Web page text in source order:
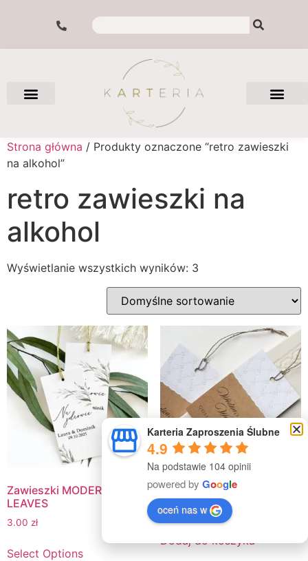
Strona główna / Produkty oznaczone “retro zawieszki
na alkohol”
retro zawieszki na
alkohol
Wyświetlanie wszystkich wyników: 3
Zawieszki MODERN
LEAVES
3.00 zł
Select Options
Zawieszki NATURE
2.50zł
Dodaj do koszyka
Karteria Zaproszenia Ślubne
4.9
Na podstawie 104 opinii
powered by Google
oceń nas w